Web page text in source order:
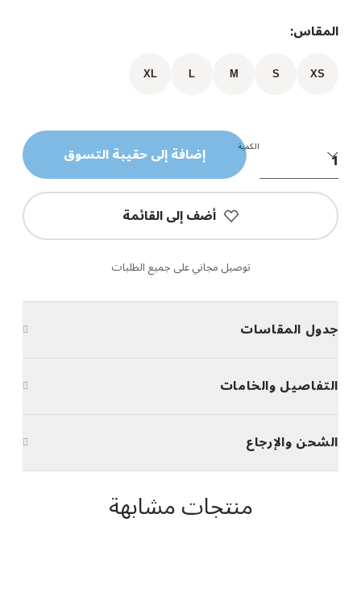
المقاس:
XS
S
M
L
XL
الكمية إضافة إلى حقيبة التسوق
أضف إلى القائمة
توصيل مجاني على جميع الطلبات
جدول المقاسات
التفاصيل والخامات
الشحن والإرجاع
منتجات مشابهة